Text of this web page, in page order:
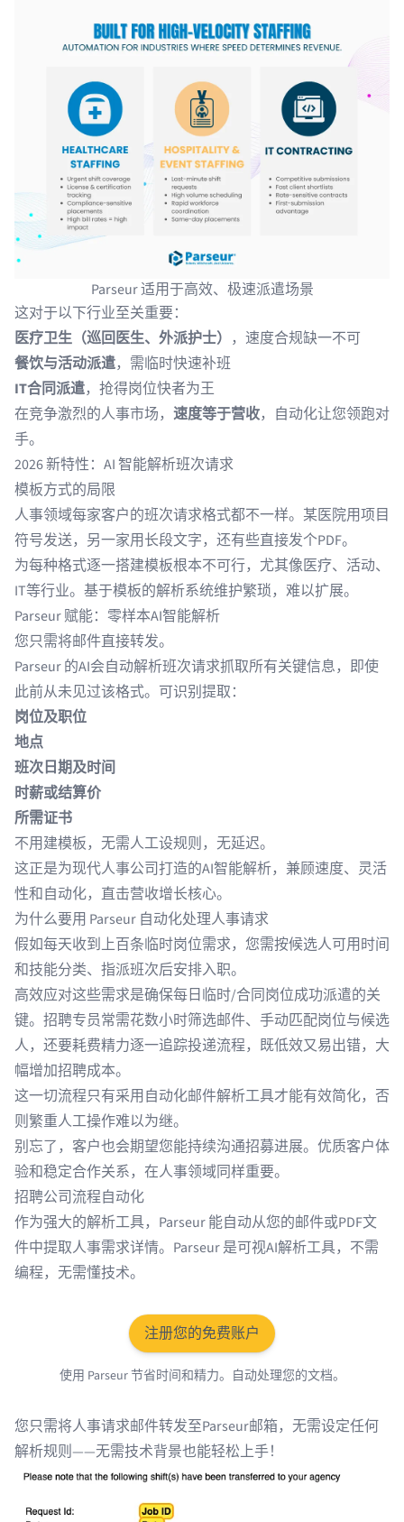
Parseur 适用于高效、极速派遣场景
这对于以下行业至关重要：
医疗卫生（巡回医生、外派护士） ，速度合规缺一不可
餐饮与活动派遣，需临时快速补班
IT合同派遣，抢得岗位快者为王
在竞争激烈的人事市场， 速度等于营收，自动化让您领跑对
手。
2026 新特性：AI 智能解析班次请求
模板方式的局限
人事领域每家客户的班次请求格式都不一样。某医院用项目
符号发送，另一家用长段文字，还有些直接发个PDF。
为每种格式逐一搭建模板根本不可行，尤其像医疗、活动、
IT等行业。基于模板的解析系统维护繁琐，难以扩展。
Parseur 赋能：零样本AI智能解析
您只需将邮件直接转发。
Parseur 的AI会自动解析班次请求抓取所有关键信息，即使
此前从未见过该格式。可识别提取：
岗位及职位
地点
班次日期及时间
时薪或结算价
所需证书
不用建模板，无需人工设规则，无延迟。
这正是为现代人事公司打造的AI智能解析，兼顾速度、灵活
性和自动化，直击营收增长核心。
为什么要用 Parseur 自动化处理人事请求
假如每天收到上百条临时岗位需求，您需按候选人可用时间
和技能分类、指派班次后安排入职。
高效应对这些需求是确保每日临时/合同岗位成功派遣的关
键。招聘专员常需花数小时筛选邮件、手动匹配岗位与候选
人，还要耗费精力逐一追踪投递流程，既低效又易出错，大
幅增加招聘成本。
这一切流程只有采用自动化邮件解析工具才能有效简化，否
则繁重人工操作难以为继。
别忘了，客户也会期望您能持续沟通招募进展。优质客户体
验和稳定合作关系，在人事领域同样重要。
招聘公司流程自动化
作为强大的解析工具， Parseur能自动从您的邮件或PDF文
件中提取人事需求详情。Parseur 是可视AI解析工具，不需
编程，无需懂技术。
注册您的免费账户
使用 Parseur 节省时间和精力。自动处理您的文档。
您只需将人事请求邮件转发至Parseur邮箱，无需设定任何
解析规则——无需技术背景也能轻松上手！